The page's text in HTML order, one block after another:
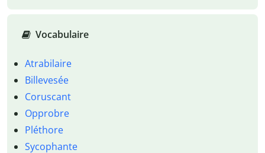
Vocabulaire
Atrabilaire
Billevesée
Coruscant
Opprobre
Pléthore
Sycophante